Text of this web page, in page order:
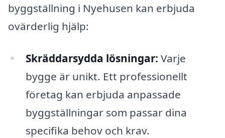
byggställning i Nyehusen kan erbjuda
ovärderlig hjälp:
Skräddarsydda lösningar: Varje
bygge är unikt. Ett professionellt
företag kan erbjuda anpassade
byggställningar som passar dina
specifika behov och krav.